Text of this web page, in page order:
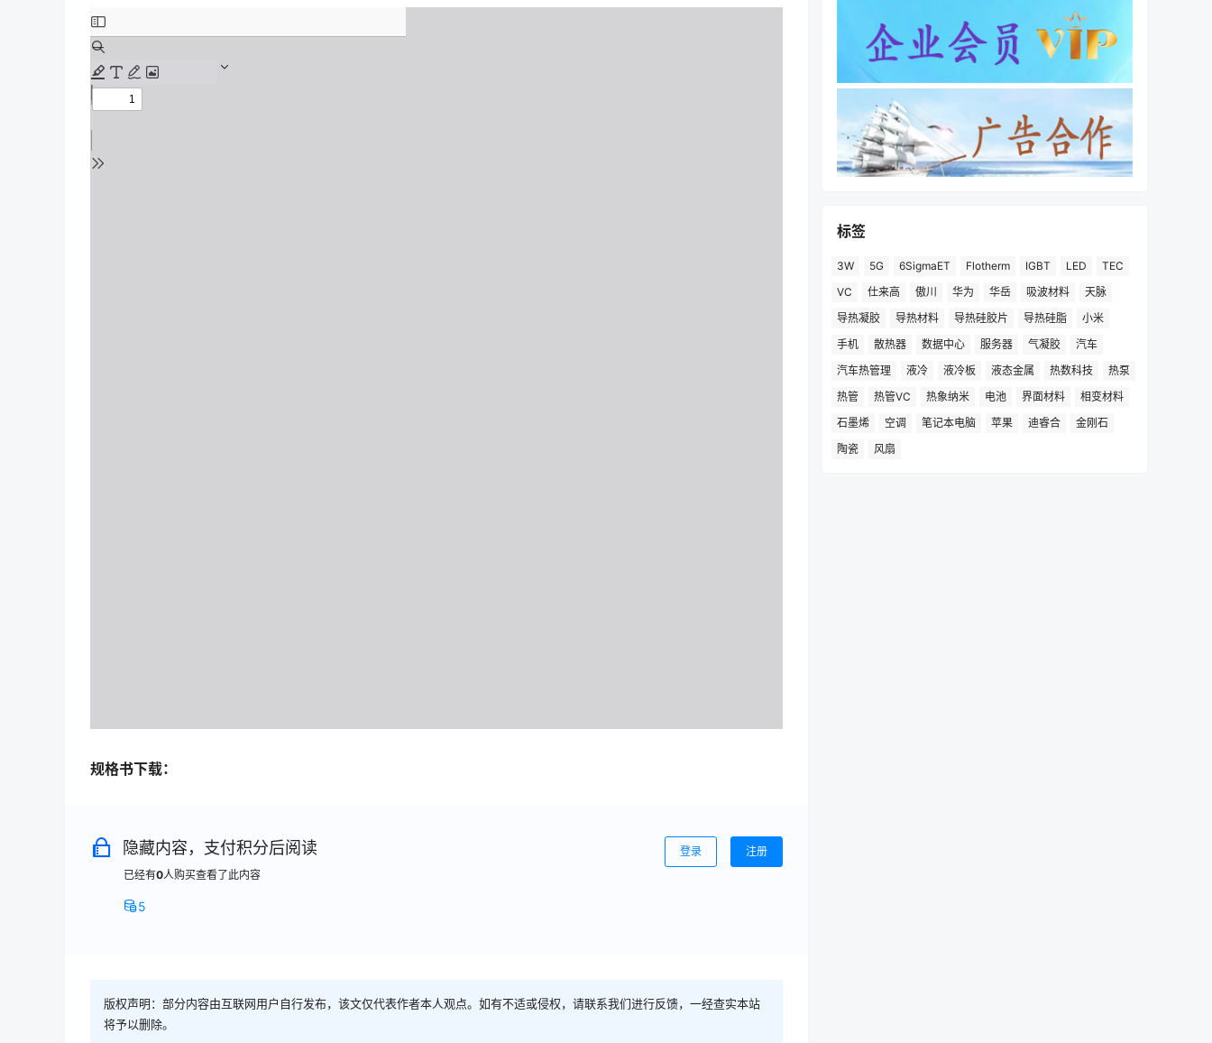
规格书下载：
隐藏内容，支付积分后阅读
已经有0人购买查看了此内容
5
登录 注册
版权声明：部分内容由互联网用户自行发布，该文仅代表作者本人观点。如有不适或侵权，请联系我们进行反馈，一经查实本站
将予以删除。
标签
3W 5G 6SigmaET Flotherm IGBT LED
TEC
VC
仕来高 傲川 华为 华岳 吸波材料
天脉
导热凝胶
导热材料 导热硅胶片 导热硅脂
小米
手机
散热器 数据中心 服务器 气凝胶
汽车
汽车热管理
液冷 液冷板 液态金属 热数科技
热泵
热管
热管VC 热象纳米 电池 界面材料
相变材料
石墨烯
空调 笔记本电脑 苹果 迪睿合
金刚石
陶瓷
风扇